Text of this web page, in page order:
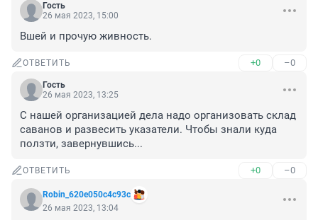
Гость
26 мая 2023, 15:00
Вшей и прочую живность.
ОТВЕТИТЬ +0 –0
Гость
26 мая 2023, 13:25
С нашей организацией дела надо организовать склад
саванов и развесить указатели. Чтобы знали куда
ползти, завернувшись...
ОТВЕТИТЬ +0 –0
Robin_620e050c4c93c
26 мая 2023, 13:04